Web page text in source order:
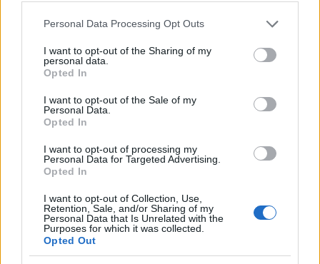
Please note that this website/app uses one or more Google
not limited to your visit or usage behaviour. You may click to
grant or deny consent to Google and its third-party tags to
use your data for below specified purposes in below Google
consent section.
Personal Data Processing Opt Outs
I want to opt-out of the Sharing of my
personal data.
Opted In
I want to opt-out of the Sale of my
Personal Data.
Opted In
I want to opt-out of processing my
Personal Data for Targeted Advertising.
Opted In
I want to opt-out of Collection, Use,
Retention, Sale, and/or Sharing of my
Personal Data that Is Unrelated with the
Purposes for which it was collected.
Opted Out
Σχολίασε εδώ
50 /50
Υποβολή σχολίου
Όροι Χρήσης . Το site προστατεύεται από reCAPTCHA, ισχύουν
Πολιτική Απορρήτου&Όροι Χρήσηςτης Google.